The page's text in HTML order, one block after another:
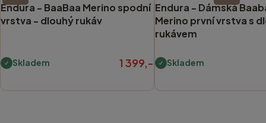
Endura - BaaBaa Merino spodní
vrstva - dlouhý rukáv
Skladem 1 399,-
Endura - Dámská
Merino první vrstva s
rukávem
Skladem